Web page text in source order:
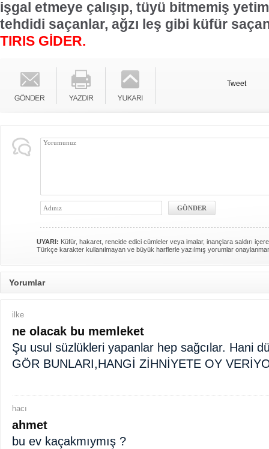
işgal etmeye çalışıp, tüyü bitmemiş
tehdidi saçanlar, ağzı leş gibi küfür
TIRIS GİDER.
Tweet
UYARI: Küfür, hakaret, rencide edici cümleler veya imalar, inançlara saldırı
Türkçe karakter kullanılmayan ve büyük harflerle yazılmış yorumlar
Yorumlar
ilke
ne olacak bu memleket
Şu usul süzlükleri yapanlar hep sağcılar. Hani
GÖR BUNLARI,HANGİ ZİHNİYETE OY
hacı
ahmet
bu ev kaçakmıymış ?